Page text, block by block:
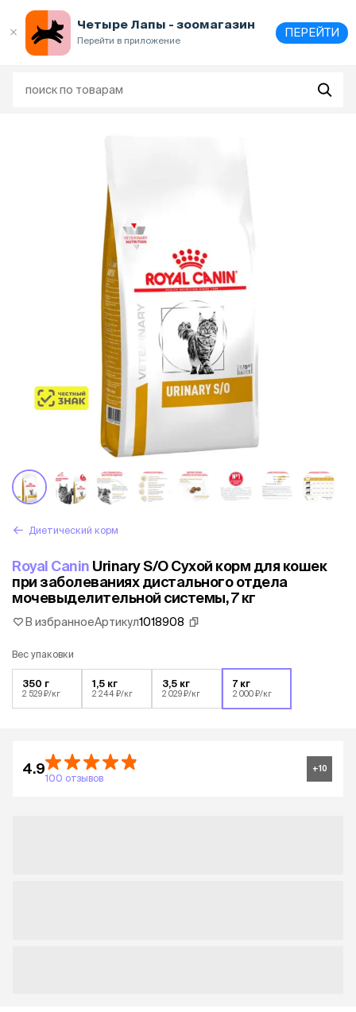
Четыре Лапы - зоомагазин
Перейти в приложение
ПЕРЕЙТИ
Диетический корм
Royal Canin Urinary S/O Сухой корм для кошек
при заболеваниях дистального отдела
мочевыделительной системы, 7 кг
В избранноеАртикул1018908
Вес упаковки
350 г
2 529 ₽/кг
1,5 кг
2 244 ₽/кг
3,5 кг
2 029 ₽/кг
7 кг
2 000 ₽/кг
4.9
100 отзывов
+10